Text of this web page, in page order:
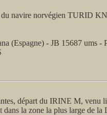
du navire norvégien TURID
(Espagne) - JB 15687 ums
départ du IRINE M, venu
la zone la plus large de